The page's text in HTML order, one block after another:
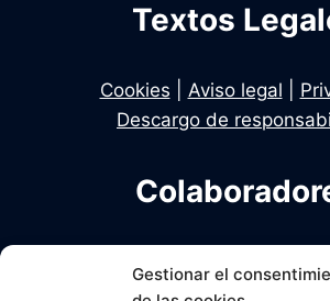
Gestionar el
Textos
Cookies Aviso legal
Descargo de
Infodelito es una iniciativa de
en colaboración con Una Policia